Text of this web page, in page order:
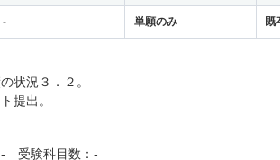
- 単願のみ 既
状況３．２。
提出。
受験科目数：-